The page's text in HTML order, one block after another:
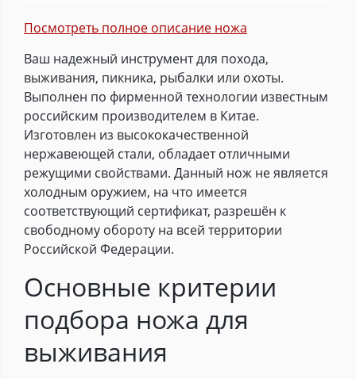
Посмотреть полное описание ножа
Ваш надежный инструмент для похода,
выживания, пикника, рыбалки или охоты.
Выполнен по фирменной технологии известным
российским производителем в Китае.
Изготовлен из высококачественной
нержавеющей стали, обладает отличными
режущими свойствами. Данный нож не является
холодным оружием, на что имеется
соответствующий сертификат, разрешён к
свободному обороту на всей территории
Российской Федерации.
Основные критерии
подбора ножа для
выживания